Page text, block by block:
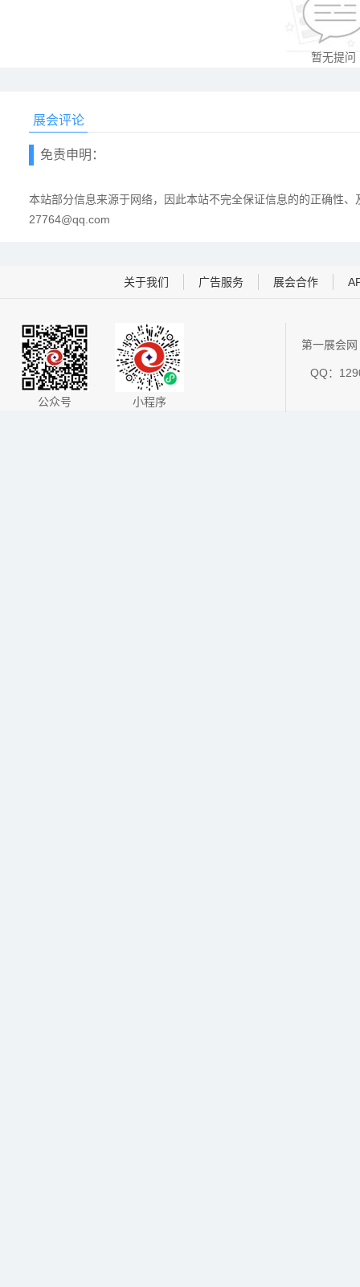
暂无提问
展会评论
免责申明：
本站部分信息来源于网络，因此本站不完全保证信息的的正确性
27764@qq.com
关于我们 广告服务 展会合作
公众号 小程序
第一展会
QQ：